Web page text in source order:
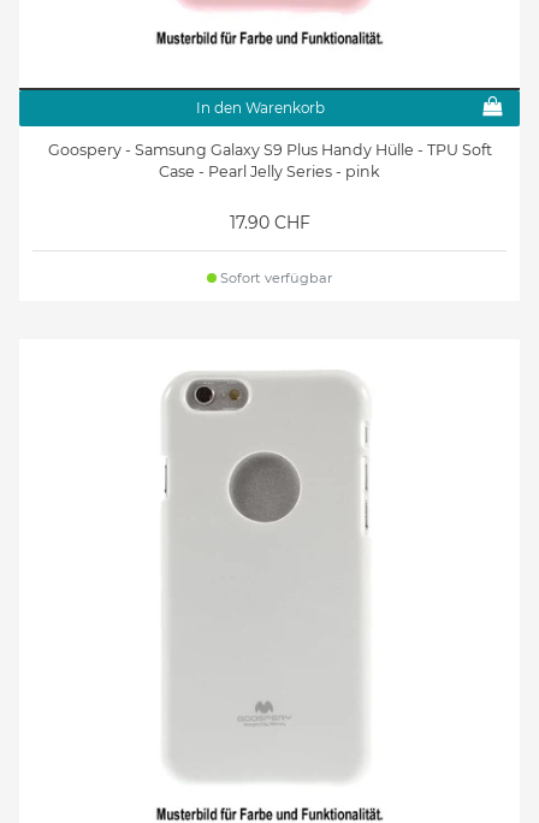
In den Warenkorb
Goospery - Samsung Galaxy S9 Plus Handy Hülle - TPU Soft
Case - Pearl Jelly Series - pink
17.90 CHF
Sofort verfügbar